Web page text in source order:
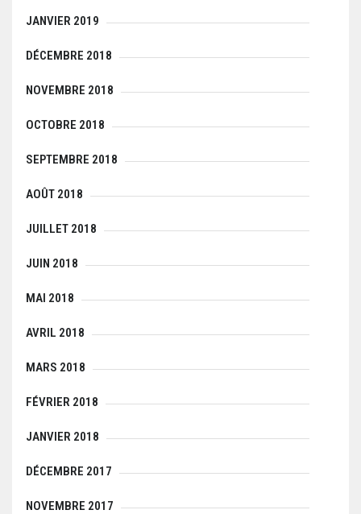
JANVIER 2019
DÉCEMBRE 2018
NOVEMBRE 2018
OCTOBRE 2018
SEPTEMBRE 2018
AOÛT 2018
JUILLET 2018
JUIN 2018
MAI 2018
AVRIL 2018
MARS 2018
FÉVRIER 2018
JANVIER 2018
DÉCEMBRE 2017
NOVEMBRE 2017